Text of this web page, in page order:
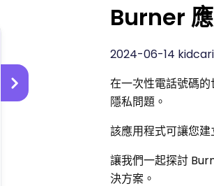
Burner
2024-06-14
在一次性電話號碼
隱私問題。
該應用程式可讓您
讓我們一起探討
決方案。